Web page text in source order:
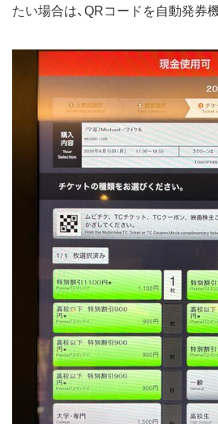
たい場合は、QRコードを自動発券